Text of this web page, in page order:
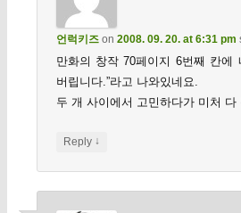
언럭키즈on 2008. 09. 20. at 6:31 pm
만화의 창작 70페이지 6번째 칸에
버립니다.”라고 나와있네요.
두 개 사이에서 고민하다가 미처 다
Reply ↓